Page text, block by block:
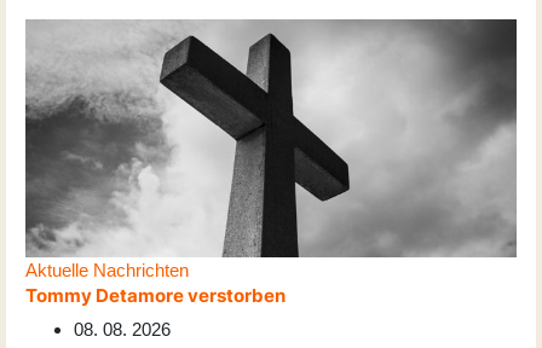
Aktuelle Nachrichten
Tommy Detamore verstorben
08. 08. 2026